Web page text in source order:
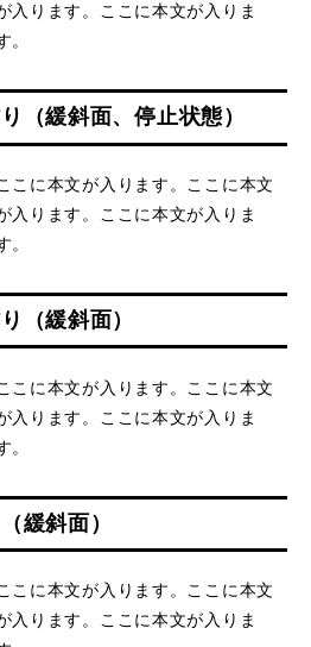
入ります。ここに本文が入りま
。
（緩斜面、停止状態）
こに本文が入ります。ここに本文
入ります。ここに本文が入りま
。
（緩斜面）
こに本文が入ります。ここに本文
入ります。ここに本文が入りま
。
緩斜面）
こに本文が入ります。ここに本文
入ります。ここに本文が入りま